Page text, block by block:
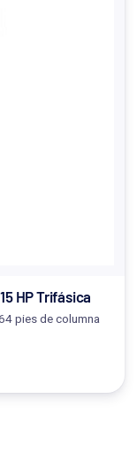
HP Trifásica
pies de columna